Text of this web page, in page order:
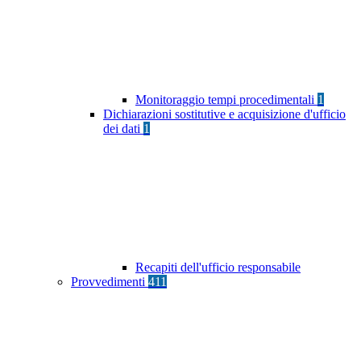
Monitoraggio tempi procedimentali 1
Dichiarazioni sostitutive e acquisizione d'ufficio
dei dati 1
Recapiti dell'ufficio responsabile
Provvedimenti 411